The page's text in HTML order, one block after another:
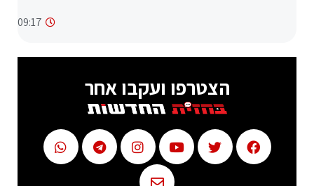
09:17
הצטרפו ועקבו אחר